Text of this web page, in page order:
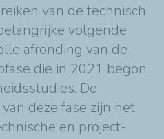
van de technisch
volgende
afronding van de
die in 2021 begon
De
deze fase zijn het
en project-